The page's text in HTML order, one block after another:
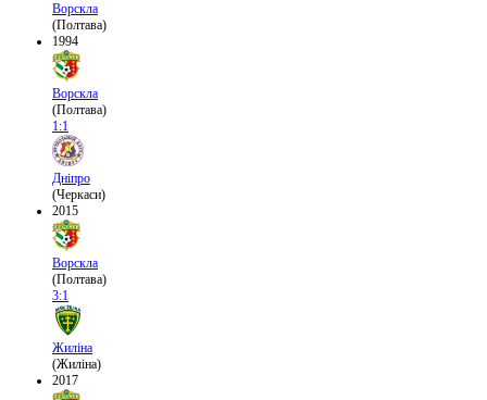
Ворскла
(Полтава)
1994
Ворскла
(Полтава)
1:1
Дніпро
(Черкаси)
2015
Ворскла
(Полтава)
3:1
Жиліна
(Жиліна)
2017